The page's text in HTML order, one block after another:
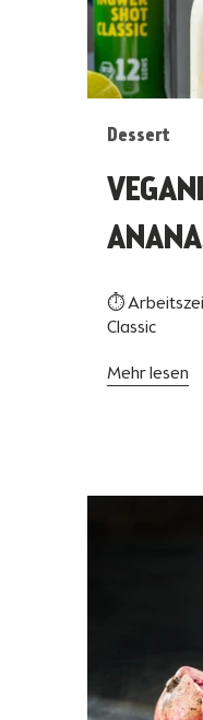
Dessert
⏱
Classic
Mehr lesen